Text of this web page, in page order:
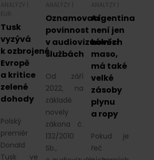
ANALÝZY
EUR
Tusk
vyzývá
k ozbrojené
Evropě
a kritice
zelené
dohody
Polský
premiér
Donald
Tusk ve
ANALÝZY
Oznamovací
povinnost
v audiovizuálních
službách
Od září
2022, na
základě
novely
zákona č.
132/2010
Sb.,
ANALÝZY
Argentina
není jen
hovězí
maso,
má také
velké
zásoby
plynu
a ropy
Pokud je
řeč